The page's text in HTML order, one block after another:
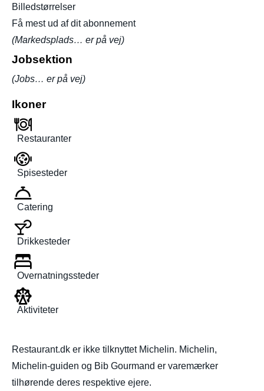
Billedstørrelser
Få mest ud af dit abonnement
(Markedsplads… er på vej)
Jobsektion
(Jobs… er på vej)
Ikoner
Restauranter
Spisesteder
Catering
Drikkesteder
Overnatningssteder
Aktiviteter
Restaurant.dk er ikke tilknyttet Michelin. Michelin,
Michelin-guiden og Bib Gourmand er varemærker
tilhørende deres respektive ejere.